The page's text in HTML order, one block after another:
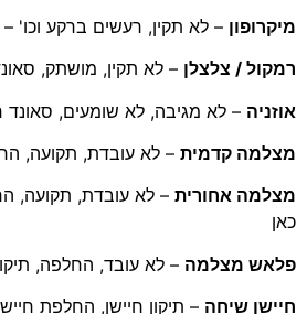
מיקרופון – לא תקין, רעשים ברקע וכו'
רמקול / צלצלן – לא תקין, מושתק,
אוזניה – לא מגיבה, לא שומעים,
מצלמה קדמית – לא עובדת, תקועה,
מצלמה אחורית – לא עובדת, תקועה,
כאן
פלאש מצלמה – לא עובד, החלפה,
חיישן שיחה – תיקון חיישן, החלפת